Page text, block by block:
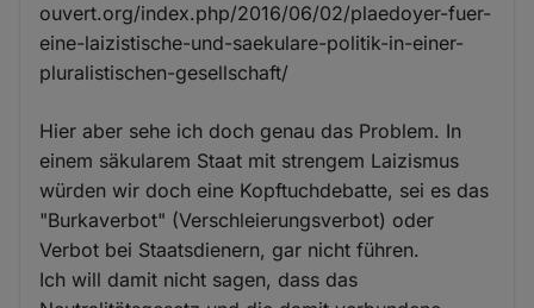
ouvert.org/index.php/2016/06/02/plaedoyer-fuer-
eine-laizistische-und-saekulare-politik-in-einer-
pluralistischen-gesellschaft/
Hier aber sehe ich doch genau das Problem. In
einem säkularem Staat mit strengem Laizismus
würden wir doch eine Kopftuchdebatte, sei es das
"Burkaverbot" (Verschleierungsverbot) oder
Verbot bei Staatsdienern, gar nicht führen.
Ich will damit nicht sagen, dass das